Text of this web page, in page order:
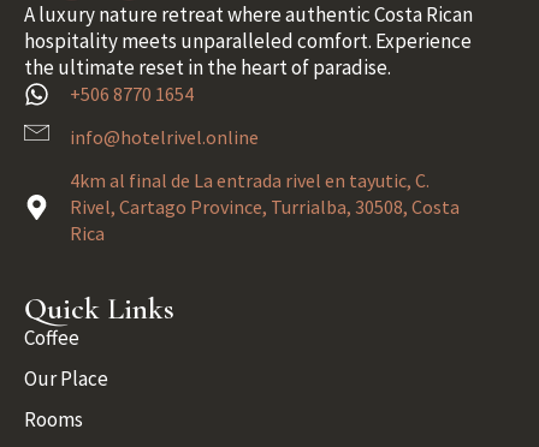
A luxury nature retreat where authentic Costa Rican
hospitality meets unparalleled comfort. Experience
the ultimate reset in the heart of paradise.
+506 8770 1654
info@hotelrivel.online
4km al final de La entrada rivel en tayutic, C.
Rivel, Cartago Province, Turrialba, 30508, Costa
Rica
Quick Links
Coffee
Our Place
Rooms